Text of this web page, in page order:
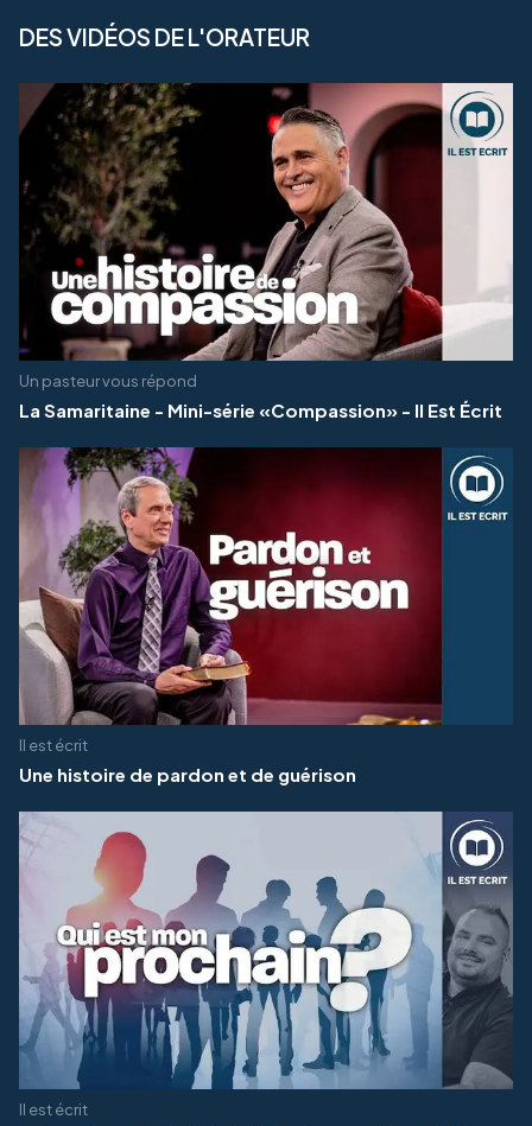
DES VIDÉOS DE L'ORATEUR
Un pasteur vous répond
La Samaritaine - Mini-série «Compassion» - Il Est Écrit
Il est écrit
Une histoire de pardon et de guérison
Il est écrit